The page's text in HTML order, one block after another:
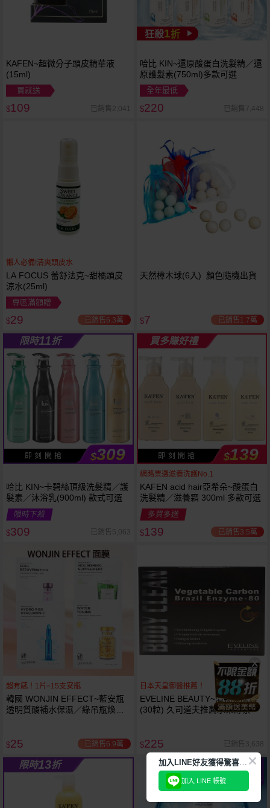
KAFEN~超微分子頭皮精華液
(15ml)
買就送
$109 已銷售2,041
狂殺1折
哈比 KIN~還原酸蛋白洗髮精／還
原護髮素(750ml)多款可選
全年最低
$220 已銷售7,448
懶人必備!清爽頭皮水
LA FOCUS 蕾舒法克~甜橘頭皮
涼水(25ml)
專區滿額贈
$29 已銷售6.3萬
天然樟木球(6入) 顏色隨機出貨
$7 已銷售1.7萬
限時11折
即 刻 開 搶 $309
哈比 KIN~卡碧絲頂級洗髮精／護
髮素／沐浴乳(900ml) 款式可選
限時下殺
$309 已銷售5,063
買多賺好禮
即 刻 開 搶 $139
網路票選滋養洗護No.1
KAFEN acid hair亞希朵~酸蛋白
洗髮精／滋養霜 300ml 多款可選
多買多送
$139 已銷售3.5萬
超有感！1片=15支安瓶
韓國 WONJIN EFFECT~藍安瓶
透明質酸補水保濕／綠吊瓶煥顏
$25 已銷售6.9萬
日本天皇御醫推薦！
EVELINE BEAUTY~清暢素膠囊
(30粒) 久司道夫推薦水果酵素
$225 已銷售3,638
限時13折
美幣
加碼送
加
入LINE好友獲得驚喜折扣!
加入 LINE 帳號